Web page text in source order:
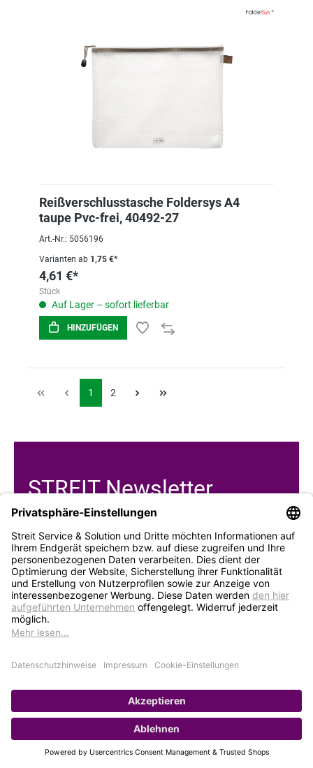
Reißverschlusstasche Foldersys A4
taupe Pvc-frei, 40492-27
Art.-Nr.: 5056196
Varianten ab 1,75 €*
4,61 €*
Stück
Auf Lager – sofort lieferbar
HINZUFÜGEN
1 2
STREIT Newsletter
Neue Produkte, Blogbeiträge, Eventeinladungen und
vieles mehr
Bleiben Sie auf dem Laufenden und abonnieren Sie
gerne unseren Newsletter:
Service